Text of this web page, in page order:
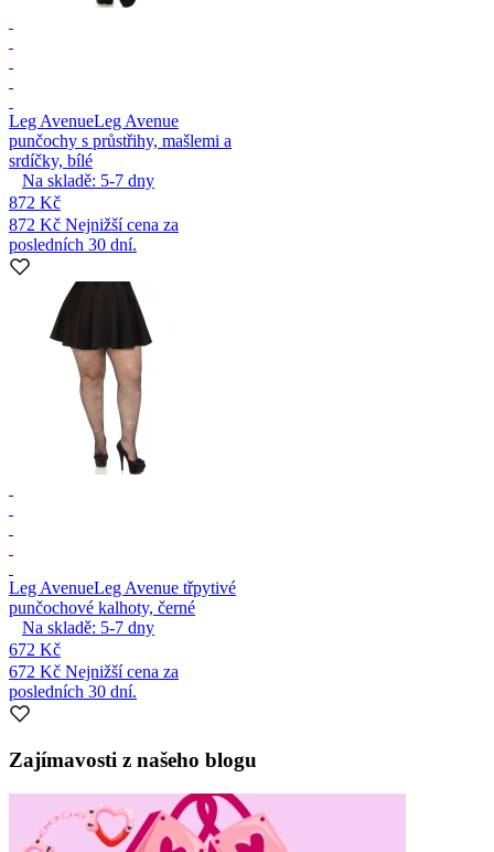
Leg AvenueLeg Avenue
punčochy s průstřihy, mašlemi a
srdíčky, bílé
Na skladě: 5-7 dny
872 Kč
872 Kč Nejnižší cena za
posledních 30 dní.
Leg AvenueLeg Avenue třpytivé
punčochové kalhoty, černé
Na skladě: 5-7 dny
672 Kč
672 Kč Nejnižší cena za
posledních 30 dní.
Zajímavosti z našeho blogu